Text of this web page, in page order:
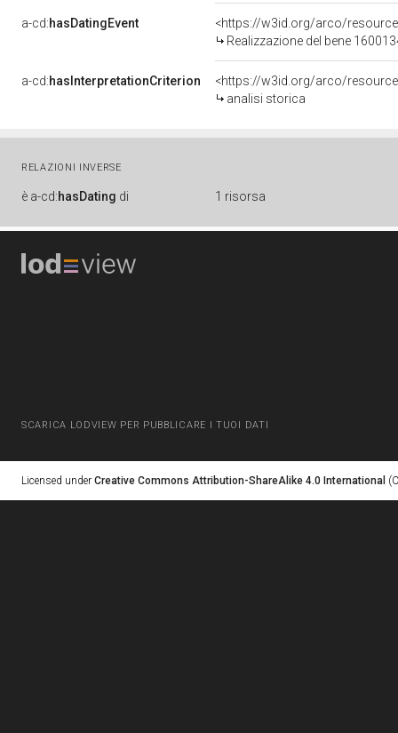
a-cd:hasDatingEvent
<https://w3id.org/arco/
Realizzazione del bene
a-cd:hasInterpretationCriterion
<https://w3id.org/arco/
analisi storica
RELAZIONI INVERSE
è a-cd:hasDating di 1 risorsa
SCARICA LODVIEW PER PUBBLICARE I TUOI DATI
Licensed under Creative Commons Attribution-ShareAlike 4.0 International